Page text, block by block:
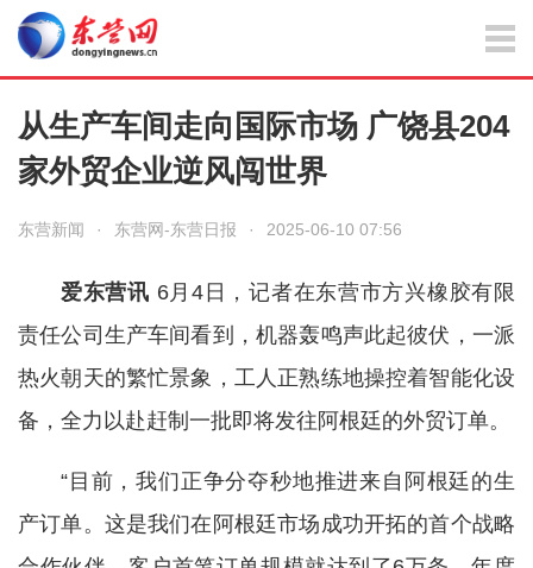
从生产车间走向国际市场 广饶县204
家外贸企业逆风闯世界
东营新闻 · 东营网-东营日报 · 2025-06-10 07:56
爱东营讯 6月4日，记者在东营市方兴橡胶有限
责任公司生产车间看到，机器轰鸣声此起彼伏，一派
热火朝天的繁忙景象，工人正熟练地操控着智能化设
备，全力以赴赶制一批即将发往阿根廷的外贸订单。
“目前，我们正争分夺秒地推进来自阿根廷的生
产订单。这是我们在阿根廷市场成功开拓的首个战略